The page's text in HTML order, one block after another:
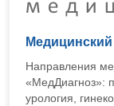
Направления
«МедДиагноз»:
урология,